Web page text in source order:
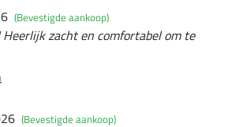
(Bevestigde aankoop)
Heerlijk zacht en comfortabel om te
(Bevestigde aankoop)